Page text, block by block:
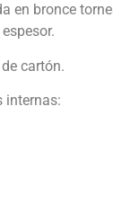
en bronce
cartón.
internas: